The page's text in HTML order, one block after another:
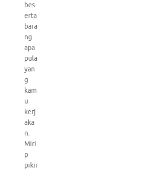
bes
erta
bara
ng
apa
pula
yan
g
kam
u
kerj
aka
n.
Miri
p
pikir